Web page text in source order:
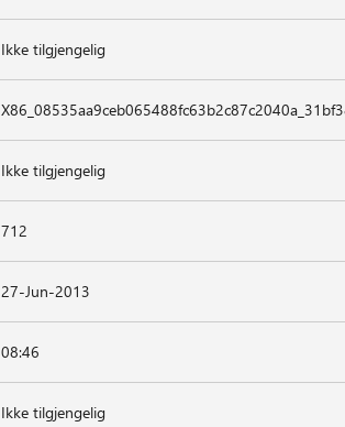
Ikke tilgjengelig
Ikke tilgjengelig
712
27-Jun-2013
08:46
Ikke tilgjengelig